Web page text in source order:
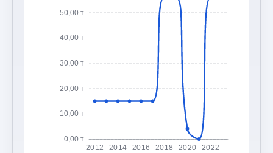
0,00 т
10,00 т
20,00 т
30,00 т
40,00 т
50,00 т
2012 2014 2016 2018 2020 2022